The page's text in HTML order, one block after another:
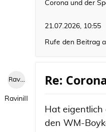
Corona und der
21.07.2026, 10:55
Rufe den Beitrag
RaviniII
RaviniII
Re:
Hat
den WM-